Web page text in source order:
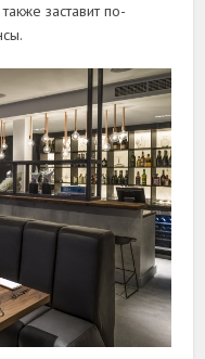
заставит по-